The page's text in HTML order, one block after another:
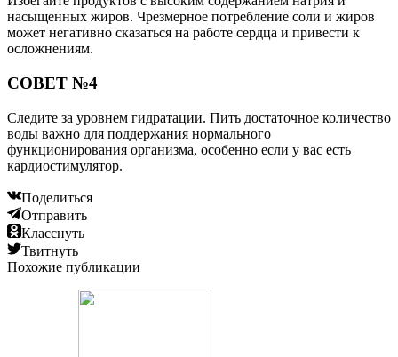
насыщенных жиров. Чрезмерное потребление соли и жиров
может негативно сказаться на работе сердца и привести к
осложнениям.
СОВЕТ №4
Следите за уровнем гидратации. Пить достаточное количество
воды важно для поддержания нормального
функционирования организма, особенно если у вас есть
кардиостимулятор.
Поделиться
Отправить
Класснуть
Твитнуть
Похожие публикации